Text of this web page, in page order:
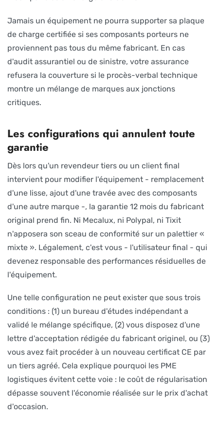
Jamais un équipement ne pourra supporter sa plaque
de charge certifiée si ses composants porteurs ne
proviennent pas tous du même fabricant. En cas
d'audit assurantiel ou de sinistre, votre assurance
refusera la couverture si le procès-verbal technique
montre un mélange de marques aux jonctions
critiques.
Les configurations qui annulent toute
garantie
Dès lors qu'un revendeur tiers ou un client final
intervient pour modifier l'équipement - remplacement
d'une lisse, ajout d'une travée avec des composants
d'une autre marque -, la garantie 12 mois du fabricant
original prend fin. Ni Mecalux, ni Polypal, ni Tixit
n'apposera son sceau de conformité sur un palettier «
mixte ». Légalement, c'est vous - l'utilisateur final - qui
devenez responsable des performances résiduelles de
l'équipement.
Une telle configuration ne peut exister que sous trois
conditions : (1) un bureau d'études indépendant a
validé le mélange spécifique, (2) vous disposez d'une
lettre d'acceptation rédigée du fabricant originel, ou (3)
vous avez fait procéder à un nouveau certificat CE par
un tiers agréé. Cela explique pourquoi les PME
logistiques évitent cette voie : le coût de régularisation
dépasse souvent l'économie réalisée sur le prix d'achat
d'occasion.